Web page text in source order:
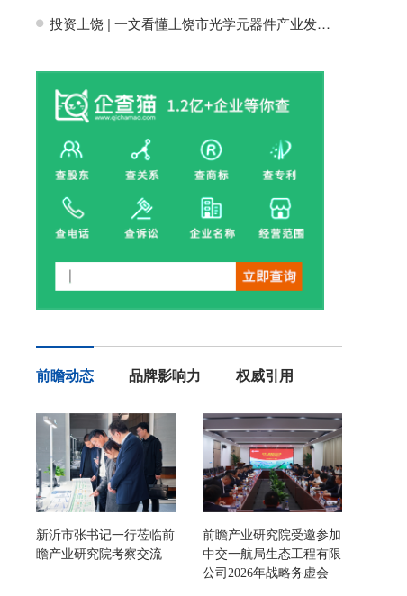
H 投资上饶 | 一文看懂上饶市光学元器件产业发展现状与投资机会前瞻
前瞻动态 品牌影响力 权威引用
新沂市张书记一行莅临前
瞻产业研究院考察交流
前瞻产业研究院受邀参加
中交一航局生态工程有限
公司2026年战略务虚会